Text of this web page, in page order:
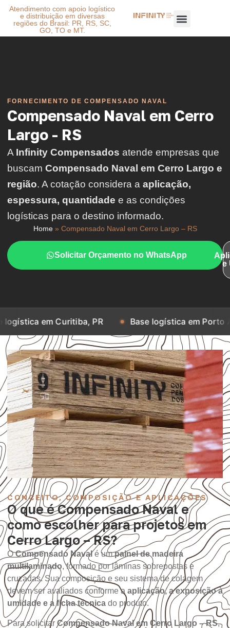
Atendimento com apoio logístico
e distribuição em diversas
regiões do Brasil: PR, RS, SC,
GO, TO e MT.
FORNECIMENTO DE COMPENSADO NAVAL
Compensado Naval em Cerro
Largo - RS
A Infinity Compensados atende empresas que
buscam Compensado Naval em Cerro Largo e
região. A cotação considera a aplicação,
espessura, quantidade e as condições
logísticas para o destino informado.
Home» Compensado Naval em Cerro Largo – RS
Solicitar Orçamento no WhatsApp
e
Curitiba, PR Base logística em Porto Alegre, RS
CONCEITO, COMPOSIÇÃO E APLICAÇÕES
O que é Compensado Naval e
como escolher para projetos em
Cerro Largo – RS?
OCompensado Navalé umpainel de madeira
multilaminado, formado por lâminas sobrepostas e
cruzadas. Sua composição e seu sistema de colagem
devem ser avaliados conforme a aplicação, a exposição à
umidade e a ficha técnica do produto.
Para solicitar Compensado Naval em Cerro Largo – RS,